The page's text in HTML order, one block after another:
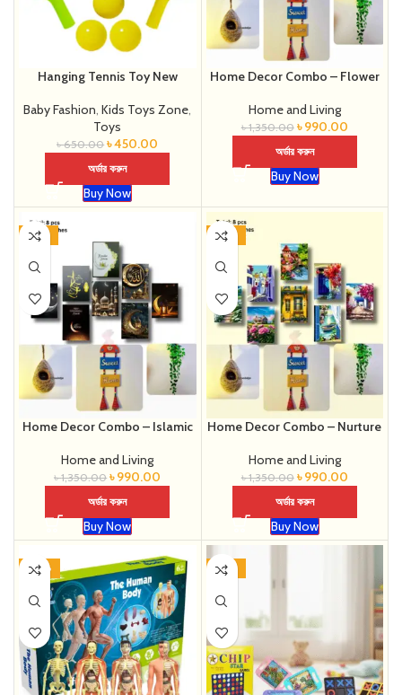
Hanging Tennis Toy New
Baby Fashion,Kids Toys Zone,
Toys
৳650.00 ৳450.00
অর্ডার করুন
Buy Now
Home Decor Combo – Flower
Home and Living
৳1,350.00 ৳990.00
অর্ডার করুন
Buy Now
-27%
Home Decor Combo – Islamic
Home and Living
৳1,350.00 ৳990.00
অর্ডার করুন
Buy Now
-27%
Home Decor Combo – Nurture
Home and Living
৳1,350.00 ৳990.00
অর্ডার করুন
Buy Now
-48% -37%